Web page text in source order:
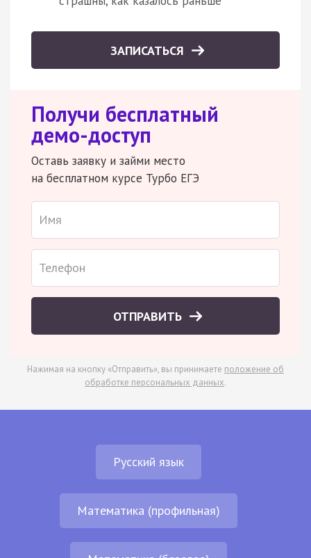
ЗАПИСАТЬСЯ
Получи бесплатный
демо-доступ
Оставь заявку и займи место
на бесплатном курсе Турбо ЕГЭ
ОТПРАВИТЬ
Нажимая на кнопку «Отправить», вы принимаете положение об
обработке персональных данных.
Русский язык
Математика (профильная)